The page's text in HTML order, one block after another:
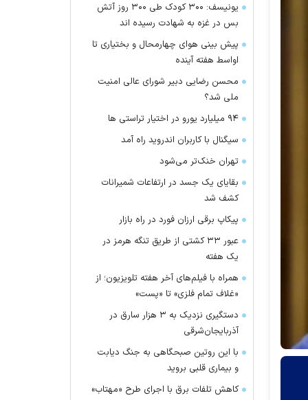
یونیسف: ۳۰۰ کودک طی ۳۰۰ روز آتش
بس در غزه به شهادت رسیده اند
پیش بینی هوای چهارمحال و بختیاری تا
اواسط هفته آینده
محسن رضایی دبیر شورای عالی امنیت
ملی شد؟
۹۴ میلیارد یورو در اختیار تراستی ها
سیگنال با کاربران اندروید راه آمد
تهران خنک‌تر می‌شود
بقایای یک جسد در ارتفاعات شمیرانات
کشف شد
پیکاپ برقی ارزان فورد در راه بازار
عبور ۳۳ کشتی از طریق تنگه هرمز در
یک هفته
همراه با فیلم‌های آخر هفته تلویزیون؛ از
«غلاف تمام فلزی» تا «پست»
دستگیری نزدیک به ۳ هزار سارق در
آذربایجان‌شرقی
با این روتین صبحگاهی به جنگ دیابت
و بیماری قلبی بروید
کاهش تلفات برق با اجرای طرح «مهتاب»